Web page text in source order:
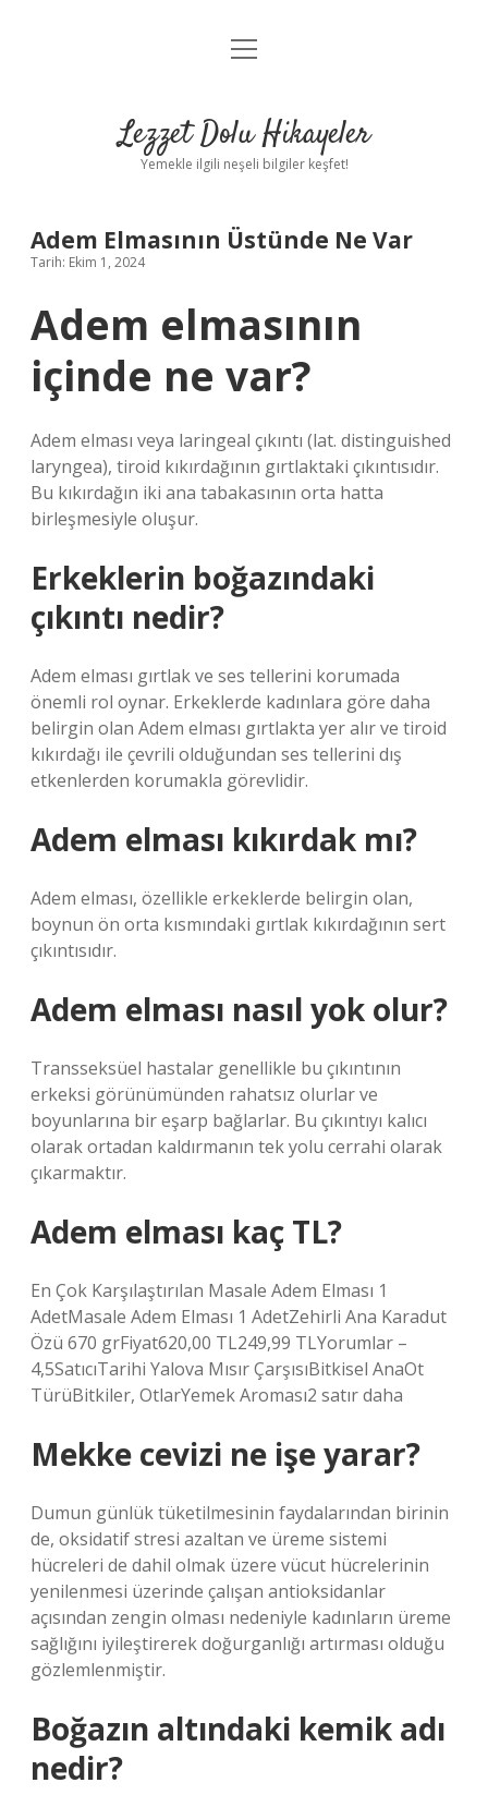
Anasayfa
Yasal Uyarı
menüyü
Lezzet Dolu Hikayeler
Yemekle ilgili neşeli bilgiler keşfet!
Adem Elmasının Üstünde Ne Var
Tarih: Ekim 1, 2024
Adem elmasının
içinde ne var?
Adem elması veya laringeal çıkıntı (lat. distinguished
laryngea), tiroid kıkırdağının gırtlaktaki çıkıntısıdır.
Bu kıkırdağın iki ana tabakasının orta hatta
birleşmesiyle oluşur.
Erkeklerin boğazındaki
çıkıntı nedir?
Adem elması gırtlak ve ses tellerini korumada
önemli rol oynar. Erkeklerde kadınlara göre daha
belirgin olan Adem elması gırtlakta yer alır ve tiroid
kıkırdağı ile çevrili olduğundan ses tellerini dış
etkenlerden korumakla görevlidir.
Adem elması kıkırdak mı?
Adem elması, özellikle erkeklerde belirgin olan,
boynun ön orta kısmındaki gırtlak kıkırdağının sert
çıkıntısıdır.
Adem elması nasıl yok olur?
Transseksüel hastalar genellikle bu çıkıntının
erkeksi görünümünden rahatsız olurlar ve
boyunlarına bir eşarp bağlarlar. Bu çıkıntıyı kalıcı
olarak ortadan kaldırmanın tek yolu cerrahi olarak
çıkarmaktır.
Adem elması kaç TL?
En Çok Karşılaştırılan Masale Adem Elması 1
AdetMasale Adem Elması 1 AdetZehirli Ana Karadut
Özü 670 grFiyat620,00 TL249,99 TLYorumlar –
4,5SatıcıTarihi Yalova Mısır ÇarşısıBitkisel AnaOt
TürüBitkiler, OtlarYemek Aroması2 satır daha
Mekke cevizi ne işe yarar?
Dumun günlük tüketilmesinin faydalarından birinin
de, oksidatif stresi azaltan ve üreme sistemi
hücreleri de dahil olmak üzere vücut hücrelerinin
yenilenmesi üzerinde çalışan antioksidanlar
açısından zengin olması nedeniyle kadınların üreme
sağlığını iyileştirerek doğurganlığı artırması olduğu
gözlemlenmiştir.
Boğazın altındaki kemik adı
nedir?